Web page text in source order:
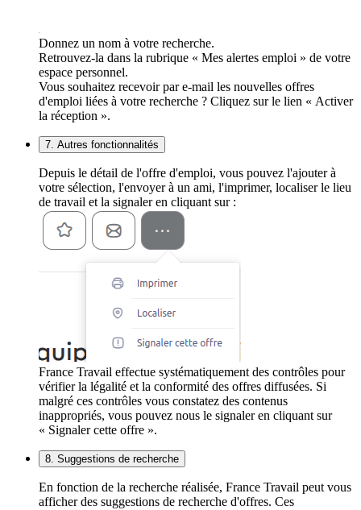
Donnez un nom à votre recherche.
Retrouvez-la dans la rubrique « Mes alertes emploi » de votre
espace personnel.
Vous souhaitez recevoir par e-mail les nouvelles offres
d'emploi liées à votre recherche ? Cliquez sur le lien « Activer
la réception ».
7. Autres fonctionnalités
Depuis le détail de l'offre d'emploi, vous pouvez l'ajouter à
votre sélection, l'envoyer à un ami, l'imprimer, localiser le lieu
de travail et la signaler en cliquant sur :
France Travail effectue systématiquement des contrôles pour
vérifier la légalité et la conformité des offres diffusées. Si
malgré ces contrôles vous constatez des contenus
inappropriés, vous pouvez nous le signaler en cliquant sur
« Signaler cette offre ».
8. Suggestions de recherche
En fonction de la recherche réalisée, France Travail peut vous
afficher des suggestions de recherche d'offres. Ces